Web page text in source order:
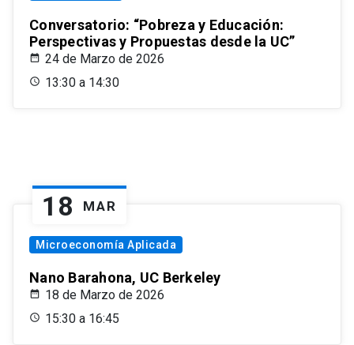
Conversatorio: “Pobreza y Educación:
Perspectivas y Propuestas desde la UC”
24 de Marzo de 2026
13:30 a 14:30
18 MAR
Microeconomía Aplicada
Nano Barahona, UC Berkeley
18 de Marzo de 2026
15:30 a 16:45